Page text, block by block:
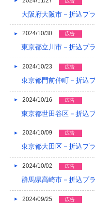
大阪府大阪市－折込プ
2024/10/30 広告
東京都立川市－折込プ
2024/10/23 広告
東京都門前仲町－折込
2024/10/16 広告
東京都世田谷区－折込
2024/10/09 広告
東京都大田区－折込プ
2024/10/02 広告
群馬県高崎市－折込プ
2024/09/25 広告